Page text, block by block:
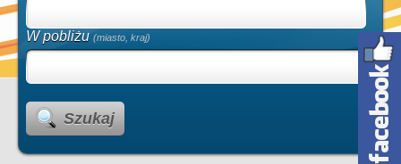
W pobliżu (miasto, kraj)
Szukaj